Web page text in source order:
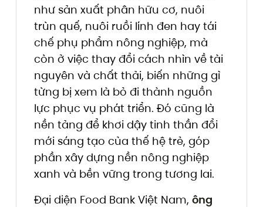
như sản xuất phân hữu cơ, nuôi
trùn quế, nuôi ruồi lính đen hay tái
chế phụ phẩm nông nghiệp, mà
còn ở việc thay đổi cách nhìn về tài
nguyên và chất thải, biến những gì
từng bị xem là bỏ đi thành nguồn
lực phục vụ phát triển. Đó cũng là
nền tảng để khơi dậy tinh thần đổi
mới sáng tạo của thế hệ trẻ, góp
phần xây dựng nền nông nghiệp
xanh và bền vững trong tương lai.
Đại diện Food Bank Việt Nam, ông